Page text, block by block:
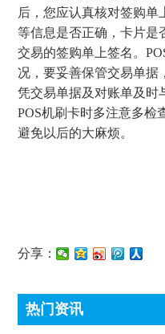
后，您应认真核对签购单
等信息是否正确，卡片是
交易的签购单上签名。
况，要妥善保管交易单据
凭交易单据及对账单及时
POS机刷卡时多注意多检
避免以后的大麻烦。
分享：
热门资讯
顶尖条码秤常见故障处